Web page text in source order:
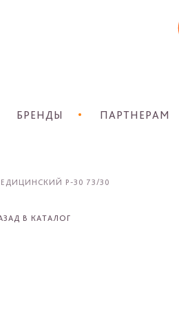
БРЕНДЫ ПАРТНЕРАМ
Р-30 73/30
В КАТАЛОГ